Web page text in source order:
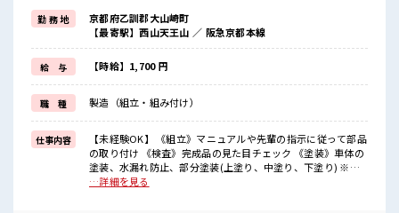
＼遠方の方も安心◎寮完備/
◎寮費は「タダ」のワンルーム寮
◎家電付き1R寮
◎駐車場完備/マイカー持ち込みOK
ほかにも...
・赴任時は現地までの移動交通費支給
・寮から自転車やバイク通勤OKの寮もあり※空き状況による
・長岡京駅/京阪淀駅/阪急西山天王山駅から無料送迎バスもあり
さらに大阪で「ハリウッド映画の世界」を体験できるテーマパーク
までは電車で1時間30分ほど♪
大型連休があるので休みの日がワクワクする事間違いなし！
■最短即日入社決定！
勤 務 地
京都府乙訓郡大山崎町
【最寄駅】西山天王山 ／ 阪急京都本線
給 与 【時給】1,700 円
職 種 製造（組立・組み付け）
仕事内容
【未経験OK】 《組立》マニュアルや先輩の指示に従って部品
の取り付け 《検査》完成品の見た目チェック 《塗装》車体の
塗装、水漏れ防止、部分塗装(上塗り、中塗り、下塗り) ※適
正を見て、配属先が決定します ※寮アリのお仕事！一人暮ら
…詳細を見る